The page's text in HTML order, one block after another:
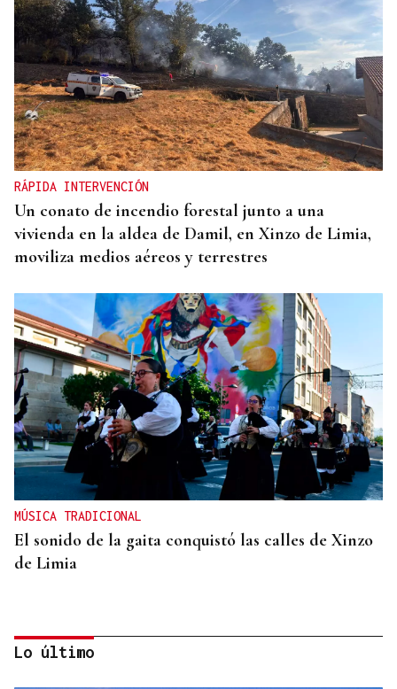
RÁPIDA INTERVENCIÓN
Un conato de incendio forestal junto a una
vivienda en la aldea de Damil, en Xinzo de Limia,
moviliza medios aéreos y terrestres
MÚSICA TRADICIONAL
El sonido de la gaita conquistó las calles de Xinzo
de Limia
Lo último